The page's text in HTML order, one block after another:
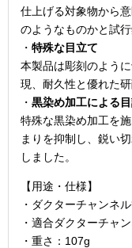
仕上げる対象物から
のようなものかと試
・ 特殊な目立て
本製品は彫刻のよう
現、耐久性と優れた
・ 黒染め加工による
特殊な黒染め加工を
まりを抑制し、鋭い
しました。
【用途・仕様】
・ダクターチャンネ
・適合ダクターチャ
・重さ：107g